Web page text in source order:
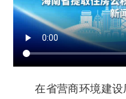
在省营商环境建